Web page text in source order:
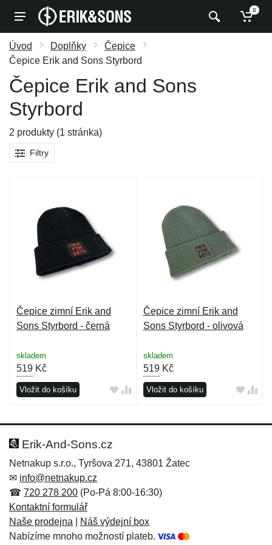
0
Úvod Doplňky
Čepice
Čepice Erik and Sons Styrbord
Čepice Erik and Sons
Styrbord
2 produkty (1 stránka)
Filtry
Čepice zimní Erik and
Sons Styrbord - černá
skladem
519 Kč
Vložit do košíku
Čepice zimní Erik and
Sons Styrbord - olivová
skladem
519Kč
Vložit do košíku
Erik-And-Sons.cz
Netnakup s.r.o., Tyršova 271, 43801 Žatec
✉ info@netnakup.cz
☎ 720 278 200 (Po-Pá 8:00-16:30)
Kontaktní formulář
Naše prodejna
Náš výdejní box
Nabízíme mnoho možností plateb.